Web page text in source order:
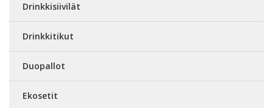
Drinkkisiivilät
Drinkkitikut
Duopallot
Ekosetit